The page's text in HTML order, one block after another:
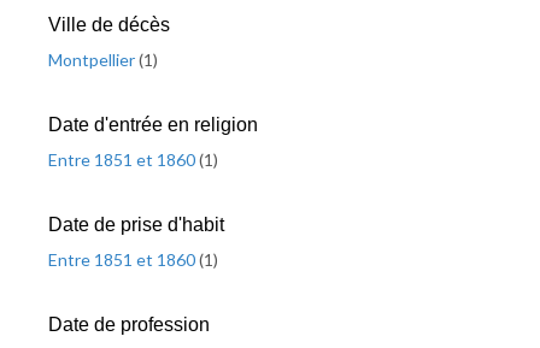
Ville de décès
Montpellier(1)
Date d'entrée en religion
Entre 1851 et 1860(1)
Date de prise d'habit
Entre 1851 et 1860(1)
Date de profession